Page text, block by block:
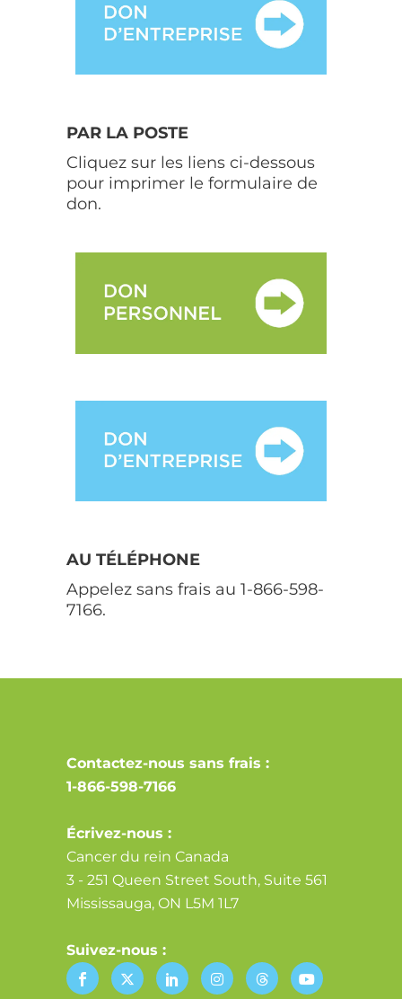
PAR LA POSTE
Cliquez sur les liens ci-dessous
pour imprimer le formulaire de
don.
AU TÉLÉPHONE
Appelez sans frais au 1-866-598-
7166.
Contactez-nous sans frais :
1-866-598-7166
Écrivez-nous :
Cancer du rein Canada
3 - 251 Queen Street South, Suite 561
Mississauga, ON L5M 1L7
Suivez-nous :